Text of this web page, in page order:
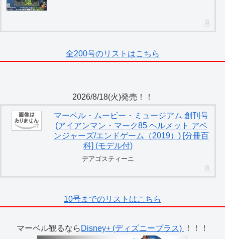
全200号のリストはこちら
2026/8/18(火)発売！！
マーベル・ムービー・ミュージアム 創刊号
(アイアンマン・マーク85 ヘルメット アベ
ンジャーズ/エンドゲーム（2019）) [分冊百
科] (モデル付)
デアゴスティーニ
10号までのリストはこちら
マーベル観るなら Disney+ (ディズニープラス) ！！！